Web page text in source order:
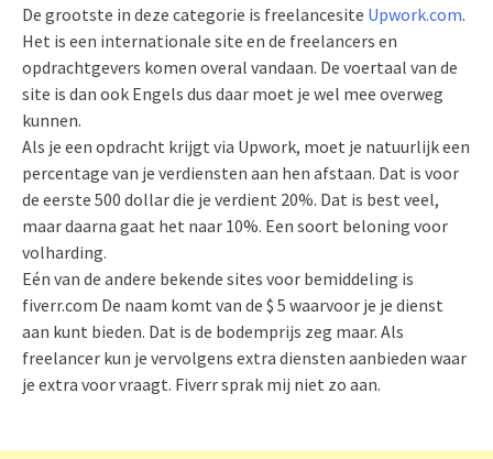
De grootste in deze categorie is freelancesite Upwork.com.
Het is een internationale site en de freelancers en
opdrachtgevers komen overal vandaan. De voertaal van de
site is dan ook Engels dus daar moet je wel mee overweg
kunnen.
Als je een opdracht krijgt via Upwork, moet je natuurlijk een
percentage van je verdiensten aan hen afstaan. Dat is voor
de eerste 500 dollar die je verdient 20%. Dat is best veel,
maar daarna gaat het naar 10%. Een soort beloning voor
volharding.
Eén van de andere bekende sites voor bemiddeling is
fiverr.com De naam komt van de $ 5 waarvoor je je dienst
aan kunt bieden. Dat is de bodemprijs zeg maar. Als
freelancer kun je vervolgens extra diensten aanbieden waar
je extra voor vraagt. Fiverr sprak mij niet zo aan.